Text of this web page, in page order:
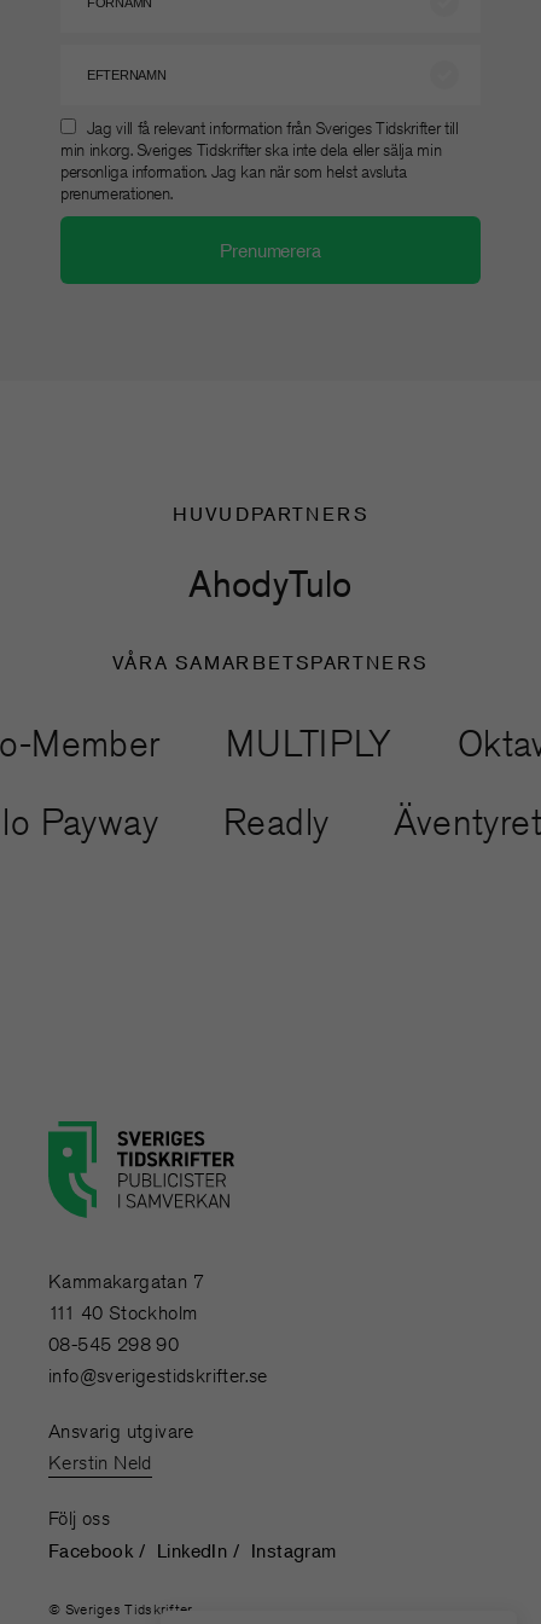
Jag vill få relevant information från Sveriges Tidskrifter till
min inkorg. Sveriges Tidskrifter ska inte dela eller sälja min
personliga information. Jag kan när som helst avsluta
prenumerationen.
HUVUDPARTNERS
AhodyTulo
VÅRA SAMARBETSPARTNERS
MULTIPLY
Readly
Payway
Kammakargatan 7
111 40 Stockholm
08-545 298 90
info@sverigestidskrifter.se
Ansvarig utgivare
Kerstin Neld
Följ oss
Facebook LinkedIn Instagram
© Sveriges Tidskrifter